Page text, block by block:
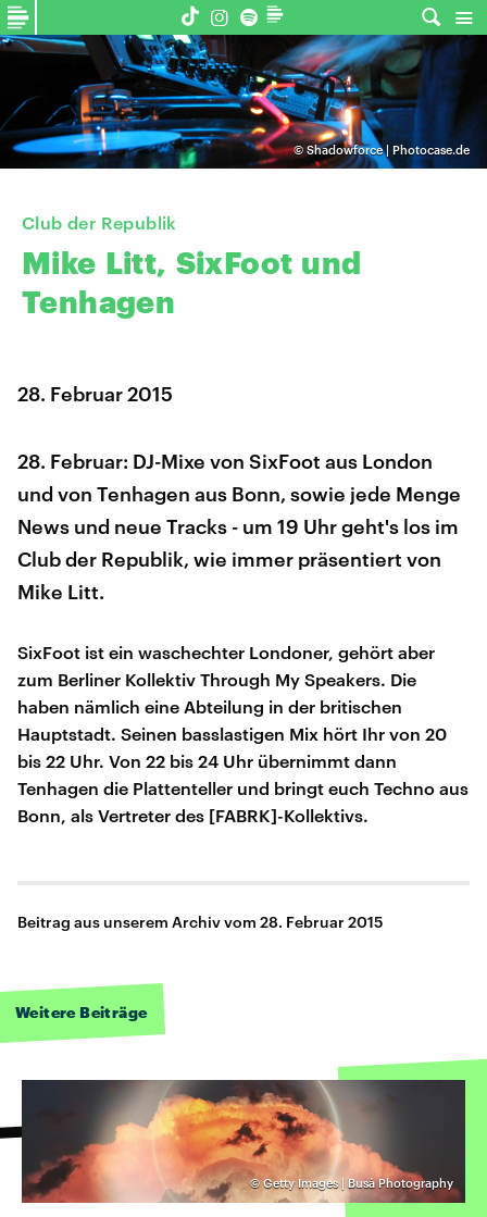
©Shadowforce | Photocase.de
Club der Republik
Mike Litt, SixFoot und
Tenhagen
28. Februar 2015
28. Februar: DJ-Mixe von SixFoot aus London
und von Tenhagen aus Bonn, sowie jede Menge
News und neue Tracks - um 19 Uhr geht's los im
Club der Republik, wie immer präsentiert von
Mike Litt.
SixFoot ist ein waschechter Londoner, gehört aber
zum Berliner Kollektiv Through My Speakers. Die
haben nämlich eine Abteilung in der britischen
Hauptstadt. Seinen basslastigen Mix hört Ihr von 20
bis 22 Uhr. Von 22 bis 24 Uhr übernimmt dann
Tenhagen die Plattenteller und bringt euch Techno aus
Bonn, als Vertreter des [FABRK]-Kollektivs.
Beitrag aus unserem Archiv vom 28. Februar 2015
Weitere Beiträge
©Getty Images | Busà Photography